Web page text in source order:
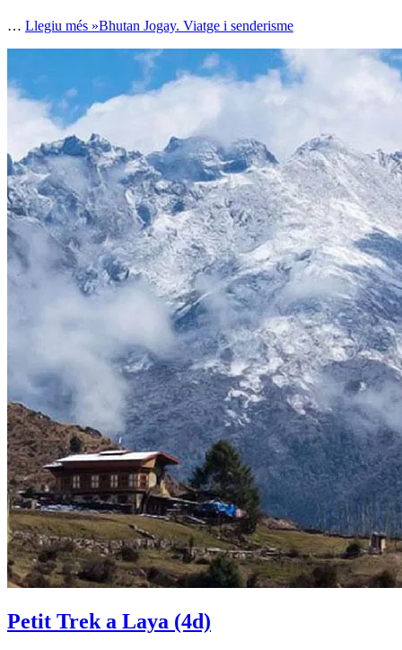
… Llegiu més »Bhutan Jogay. Viatge i senderisme
Petit Trek a Laya (4d)